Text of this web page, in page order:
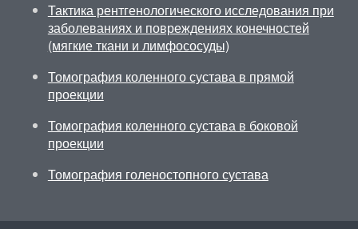
Тактика рентгенологического исследования при
заболеваниях и повреждениях конечностей
(мягкие ткани и лимфососуды)
Томография коленного сустава в прямой
проекции
Томография коленного сустава в боковой
проекции
Томография голеностопного сустава